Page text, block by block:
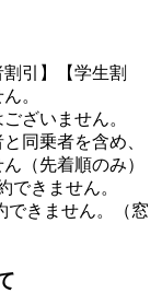
割引】【学生割
。
ざいません。
同乗者を含め、
（先着順のみ）
できません。
できません。（窓